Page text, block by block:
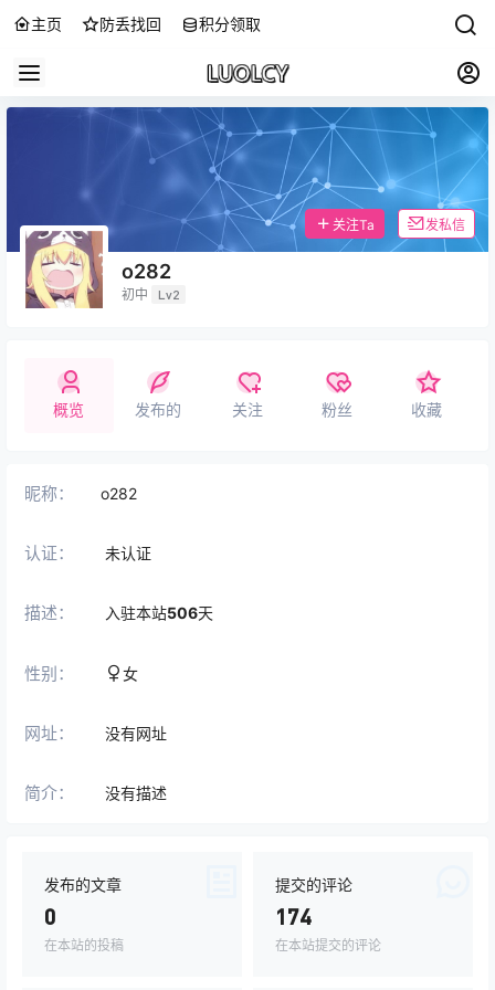
主页 防丢找回 积分领取
o282
初中 Lv2
关注Ta 发私信
概览 发布的 关注 粉丝 收藏
昵称： o282
认证： 未认证
描述： 入驻本站506天
性别： 女
网址： 没有网址
简介： 没有描述
发布的文章
0
在本站的投稿
提交的评论
174
在本站提交的评论